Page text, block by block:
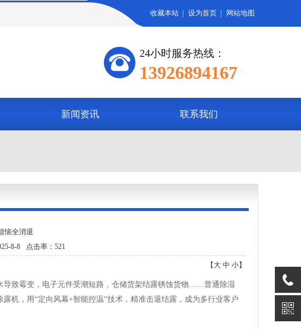
收藏本站 设为首页 网站地图
24小时服务热线：
13926894167
新闻资讯 联系我们
恼全消退
8-8 点击率：521
【 大 中 小】
导致霉变，电子元件受潮短路，仓储货架结露锈蚀货物……普通除湿
机，用“定向风幕+智能控温”技术，精准击退结露，成为多行业客户